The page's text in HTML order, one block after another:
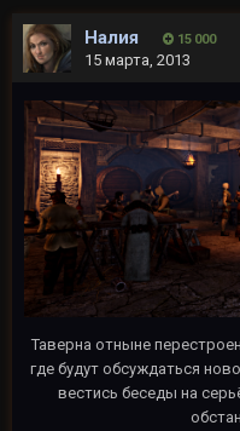
Налия 15 000
15 марта, 2013
Таверна отныне
где будут обсуждаться
вестись беседы на